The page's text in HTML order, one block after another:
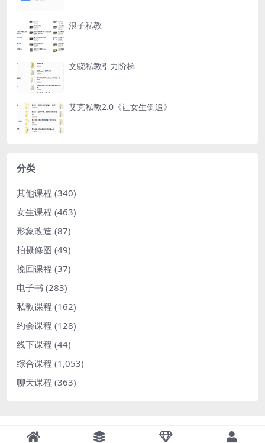
浪子私教
文骁私教引力阶梯
艾克私教2.0《让女生倒追》
分类
其他课程 (340)
女生课程 (463)
形象改造 (87)
拍摄修图 (49)
挽回课程 (37)
电子书 (283)
私教课程 (162)
约会课程 (128)
线下课程 (44)
综合课程 (1,053)
聊天课程 (363)